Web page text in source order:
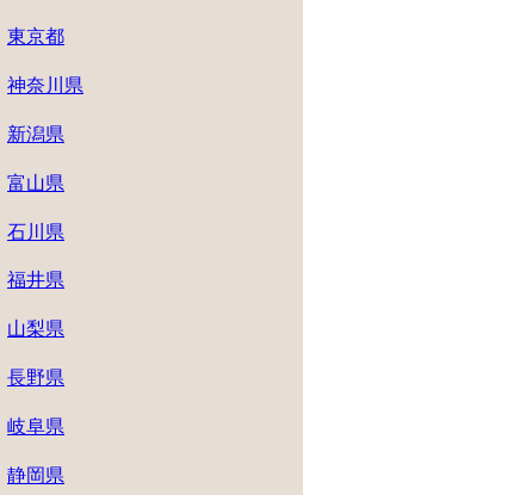
東京都
神奈川県
新潟県
富山県
石川県
福井県
山梨県
長野県
岐阜県
静岡県